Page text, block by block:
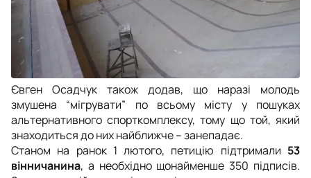
Євген Осадчук також додав, що наразі молодь
змушена “мігрувати” по всьому місту у пошуках
альтернативного спорткомплексу, тому що той, який
знаходиться до них найближче – занепадає.
Станом на ранок 1 лютого, петицію підтримали 53
вінничанина, а необхідно щонайменше 350 підписів.